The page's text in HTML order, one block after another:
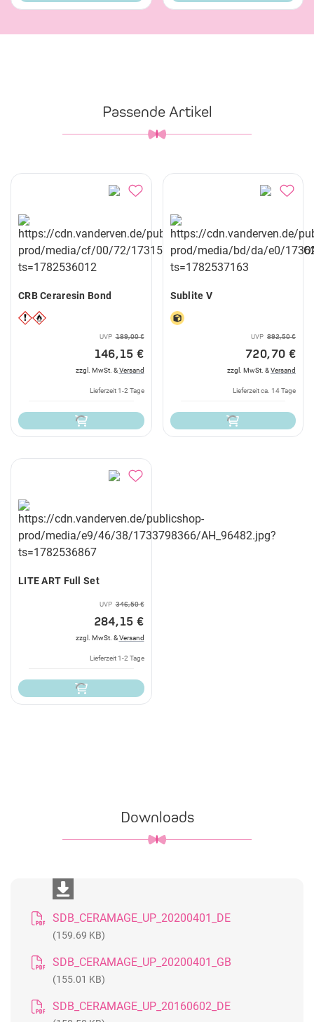
Passende Artikel
CRB Ceraresin Bond
UVP 189,00 €
146,15 €
zzgl. MwSt. &Versand
Lieferzeit 1-2 Tage
Sublite V
UVP 892,50 €
720,70 €
zzgl. MwSt. &Versand
Lieferzeit ca. 14 Tage
LITE ART Full Set
UVP 346,50 €
284,15 €
zzgl. MwSt. &Versand
Lieferzeit 1-2 Tage
Downloads
SDB_CERAMAGE_UP_20200401_DE
(159.69 KB)
SDB_CERAMAGE_UP_20200401_GB
(155.01 KB)
SDB_CERAMAGE_UP_20160602_DE